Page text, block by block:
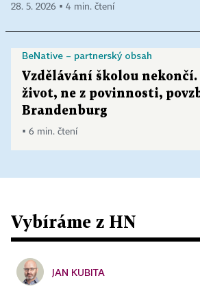
28. 5. 2026 ▪ 4 min. čtení
BeNative – partnerský obsah
Vzdělávání školou nekončí.
život, ne z povinnosti,
Brandenburg
▪ 6 min. čtení
Vybíráme z HN
JAN KUBITA